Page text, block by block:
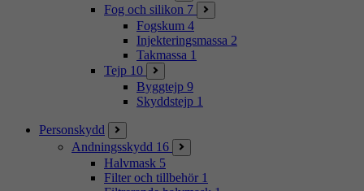
Fog och silikon 7
Fogskum 4
Injekteringsmassa 2
Takmassa 1
Tejp 10
Byggtejp 9
Skyddstejp 1
Personskydd
Andningsskydd 16
Halvmask 5
Filter och tillbehör 1